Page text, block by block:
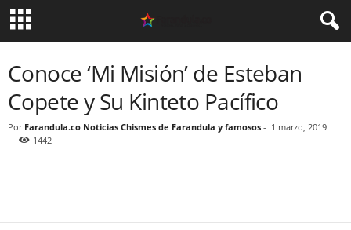
Conoce ‘Mi Misión’ de Esteban
Copete y Su Kinteto Pacífico
Por Farandula.co Noticias Chismes de Farandula y famosos - 1 marzo, 2019
1442